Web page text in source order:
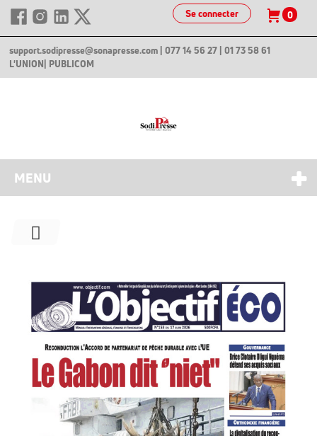
Se connecter 0
support.sodipresse@sonapresse.com | 077 14 56 27 | 01 73 58 61
L'UNION | PUBLICOM
MENU